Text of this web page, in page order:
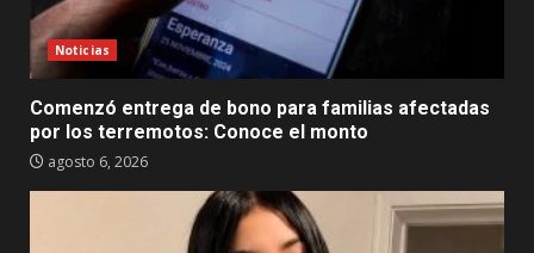
Noticias
Comenzó entrega de bono para familias afectadas
por los terremotos: Conoce el monto
agosto 6, 2026